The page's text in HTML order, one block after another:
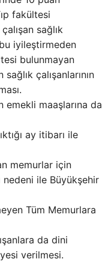
fakültesi
sağlık
iyileştirmeden
bulunmayan
çalışanlarının
emekli maaşlarına da
ay itibarı ile
memurlar için
nedeni ile Büyükşehir
Tüm Memurlara
da dini
verilmesi.